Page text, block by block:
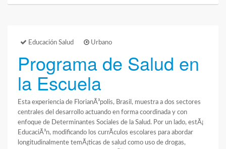
Educación Salud Urbano
Programa de Salud en
la Escuela
Esta experiencia de FlorianÃ³polis, Brasil, muestra a dos sectores
centrales del desarrollo actuando en forma coordinada y con
enfoque de Determinantes Sociales de la Salud. Por un lado, estÃ¡
EducaciÃ³n, modificando los currÃ­culos escolares para abordar
longitudinalmente temÃ¡ticas de salud como uso de drogas,